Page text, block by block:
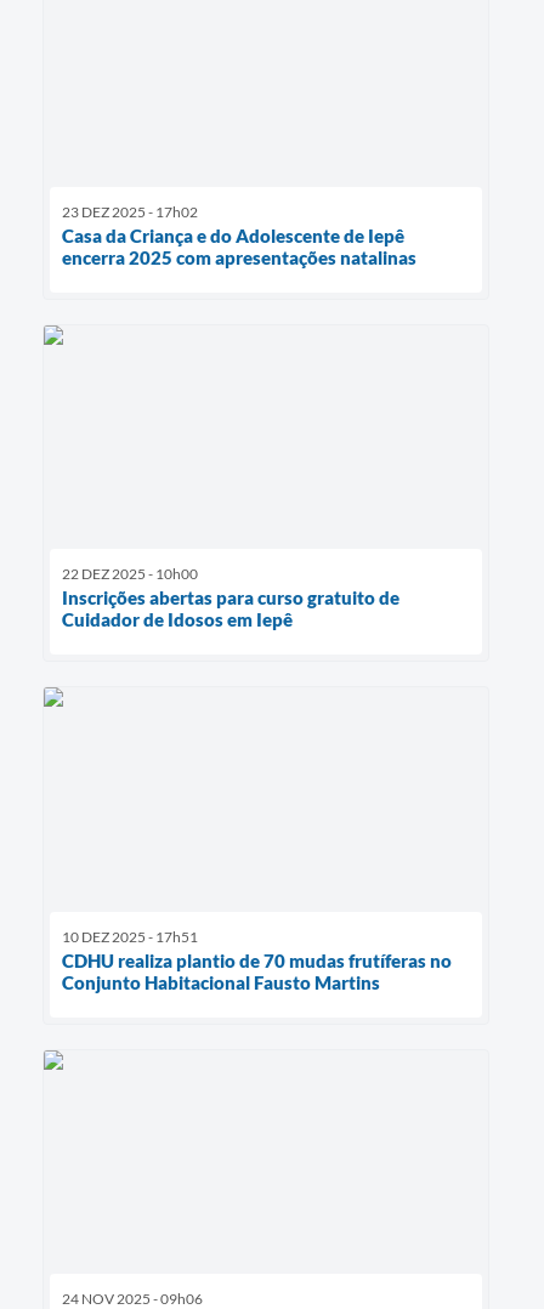
23 DEZ 2025 - 17h02
Casa da Criança e do Adolescente de Iepê
encerra 2025 com apresentações natalinas
22 DEZ 2025 - 10h00
Inscrições abertas para curso gratuito de
Cuidador de Idosos em Iepê
10 DEZ 2025 - 17h51
CDHU realiza plantio de 70 mudas frutíferas no
Conjunto Habitacional Fausto Martins
24 NOV 2025 - 09h06